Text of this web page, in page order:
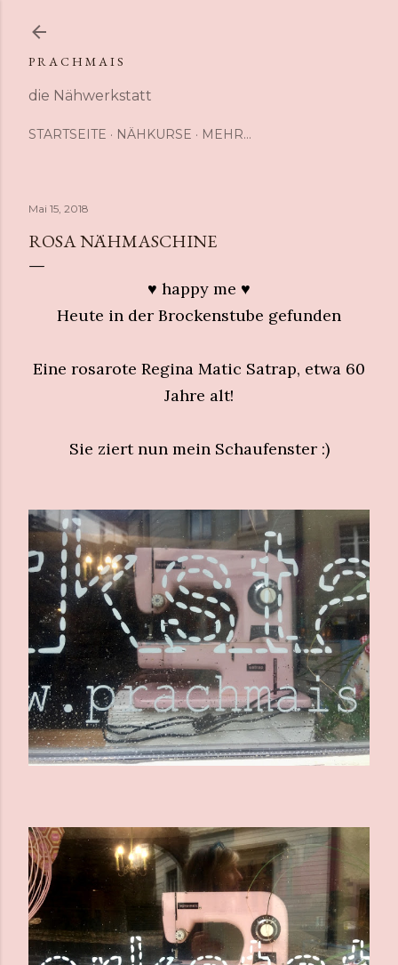
P R A C H M A I S
die Nähwerkstatt
STARTSEITE NÄHKURSE MEHR…
Mai 15, 2018
ROSA NÄHMASCHINE
♥ happy me ♥
Heute in der Brockenstube gefunden
Eine rosarote Regina Matic Satrap, etwa 60
Jahre alt!
Sie ziert nun mein Schaufenster :)